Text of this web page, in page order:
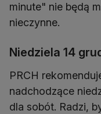
minute" nie będą
nieczynne.
Niedziela 14
PRCH
nadchodzące
dla sobót. Radzi,